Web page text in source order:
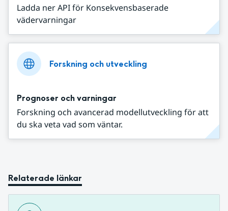
Ladda ner API för Konsekvensbaserade
vädervarningar
Forskning och utveckling
Prognoser och varningar
Forskning och avancerad modellutveckling för att
du ska veta vad som väntar.
Relaterade länkar